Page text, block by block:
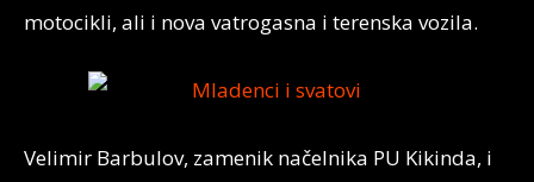
motocikli, ali i nova vatrogasna i terenska vozila.
Velimir Barbulov, zamenik načelnika PU Kikinda, i